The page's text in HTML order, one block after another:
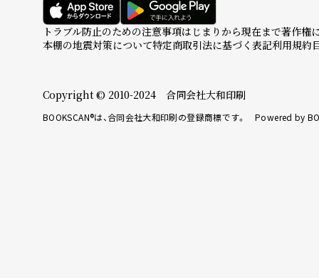
トラブル防止のための注意事項はじまりから現在まで著作権
本棚の地震対策について特定商取引法に基づく表記利用規約
Copyright © 2010-2024 合同会社大和印刷
BOOKSCAN®は、合同会社大和印刷の登録商標です。 Powered by